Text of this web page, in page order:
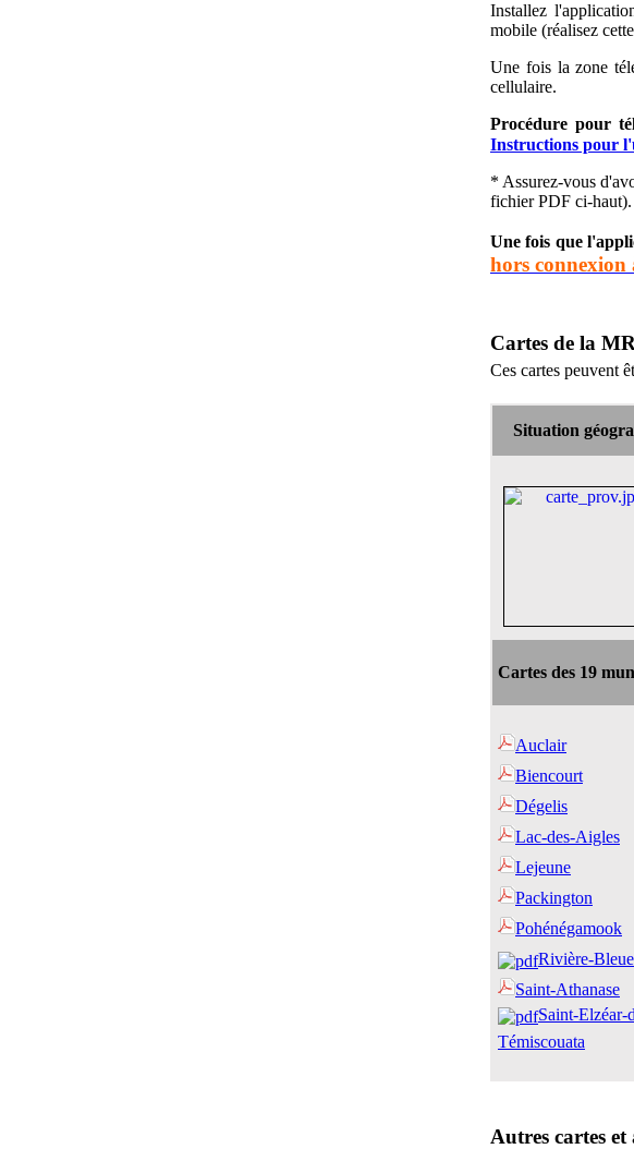
Installez
mobile (réalisez
Une fois la zone
cellulaire.
Procédure pour
Instructions pour
* Assurez-vous
fichier PDF ci-haut).
Une fois que
hors
Cartes de la
Ces cartes peuvent
Situation
Cartes des 19
Auclair
Biencourt
Dégelis
Lac-des-Aigles
Lejeune
Packington
Pohénégamook
Rivière-Bleue
Saint-Athanase
Saint-Elzéar-
Témiscouata
Autres cartes